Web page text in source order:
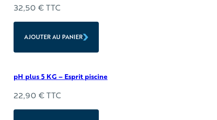
32,50 € TTC
AJOUTER AU PANIER
pH plus 5 KG – Esprit piscine
22,90 € TTC